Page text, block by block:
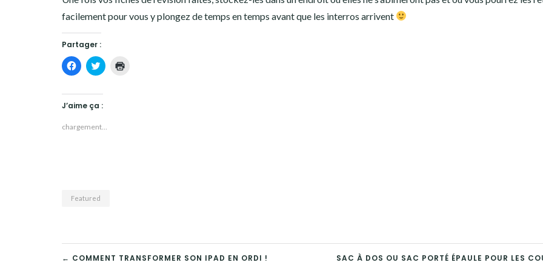
facilement pour vous y plongez de temps en temps avant que les interros arrivent
Partager :
Cliquez
pour
Facebook(ouvre
dans
une
fenêtre)
Cliquez
pour
Twitter(ouvre
dans
une
fenêtre)
J’aime ça :
chargement…
Featured
NAVIGATION
← COMMENT TRANSFORMER SON IPAD EN ORDI ! SAC À DOS OU SAC PORTÉ ÉPAULE POUR LES